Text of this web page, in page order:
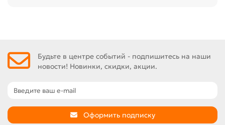
Будьте в центре событий - подпишитесь на наши
новости! Новинки, скидки, акции.
Оформить подписку